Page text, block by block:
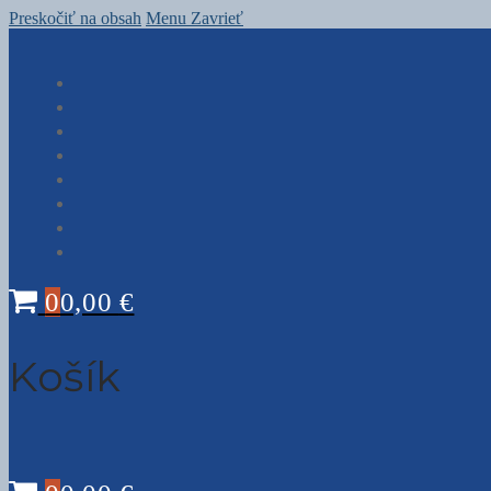
Preskočiť na obsah Menu Zavrieť
00,00 €
Košík